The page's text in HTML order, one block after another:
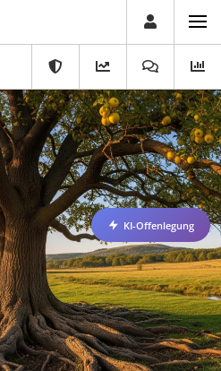
KI-Offenlegung